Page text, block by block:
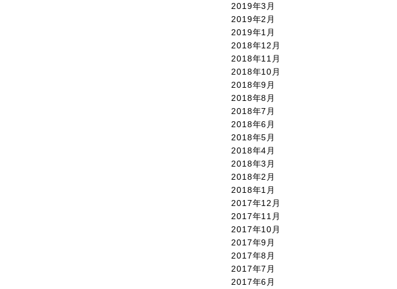
2019年3月
2019年2月
2019年1月
2018年12月
2018年11月
2018年10月
2018年9月
2018年8月
2018年7月
2018年6月
2018年5月
2018年4月
2018年3月
2018年2月
2018年1月
2017年12月
2017年11月
2017年10月
2017年9月
2017年8月
2017年7月
2017年6月